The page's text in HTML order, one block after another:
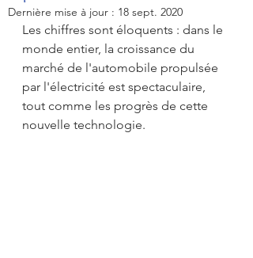
Dernière mise à jour : 18 sept. 2020
Les chiffres sont éloquents : dans le
monde entier, la croissance du
marché de l'automobile propulsée
par l'électricité est spectaculaire,
tout comme les progrès de cette
nouvelle technologie.